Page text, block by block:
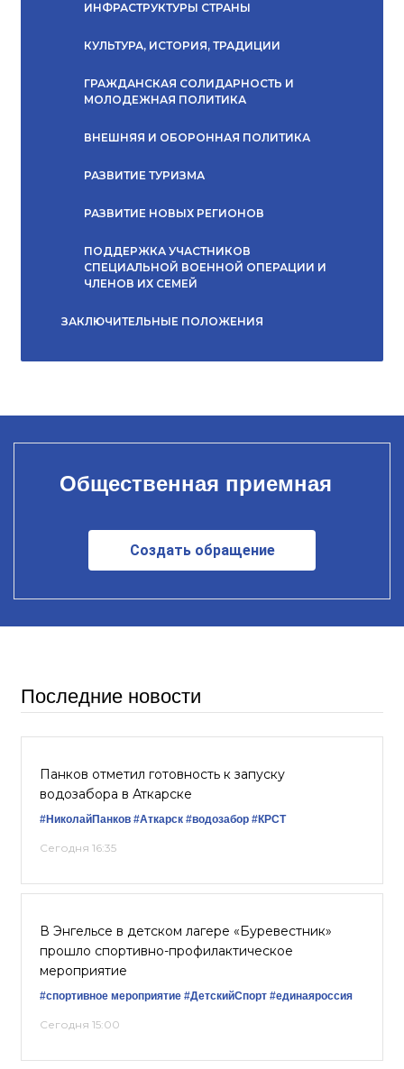
ИНФРАСТРУКТУРЫ СТРАНЫ
КУЛЬТУРА, ИСТОРИЯ, ТРАДИЦИИ
ГРАЖДАНСКАЯ СОЛИДАРНОСТЬ И
МОЛОДЕЖНАЯ ПОЛИТИКА
ВНЕШНЯЯ И ОБОРОННАЯ ПОЛИТИКА
РАЗВИТИЕ ТУРИЗМА
РАЗВИТИЕ НОВЫХ РЕГИОНОВ
ПОДДЕРЖКА УЧАСТНИКОВ
СПЕЦИАЛЬНОЙ ВОЕННОЙ ОПЕРАЦИИ И
ЧЛЕНОВ ИХ СЕМЕЙ
ЗАКЛЮЧИТЕЛЬНЫЕ ПОЛОЖЕНИЯ
Общественная приемная
Создать обращение
Последние новости
Панков отметил готовность к запуску
водозабора в Аткарске
#НиколайПанков #Аткарск #водозабор #КРСТ
Сегодня 16:35
В Энгельсе в детском лагере «Буревестник»
прошло спортивно-профилактическое
мероприятие
#спортивное мероприятие #ДетскийСпорт #единаяроссия
Сегодня 15:00